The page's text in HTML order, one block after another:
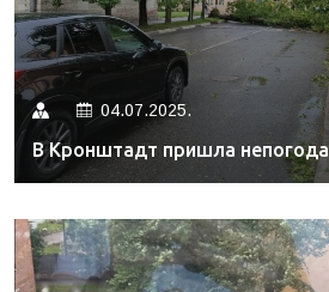
04.07.2025.
В Кронштадт пришла непогода